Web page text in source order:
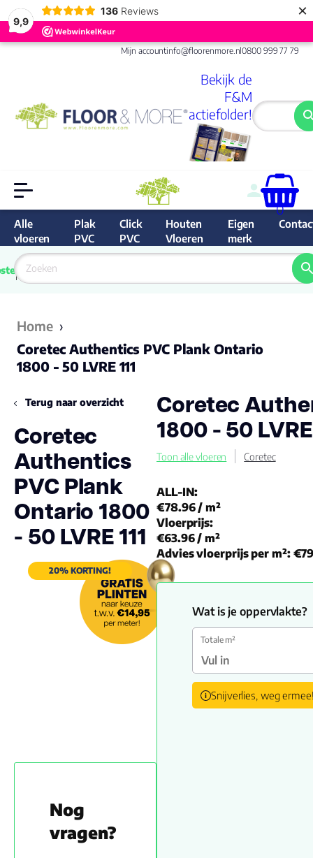
9,9
136 Reviews ×
Mijn accountinfo@floorenmore.nl0800 999 77 79
Bekijk de
F&M
actiefolder!
0
Alle
vloeren
Plak
PVC
Click
PVC
Houten
Vloeren
Eigen
merk
van
Nederland
9.6/10
Home ›
Coretec Authentics PVC Plank Ontario
1800 - 50 LVRE 111
Terug naar overzicht
Coretec
Authentics
PVC Plank
Ontario 1800
- 50 LVRE 111
20% KORTING!
Nog
vragen?
Coretec
1800 - 50 LVRE
Toon alle vloeren Coretec
ALL-IN:
€78.96/ m²
Vloerprijs:
€63.96/ m²
Advies vloerprijs per m²:
Wat is je oppervlakte?
Totale m²
Snijverlies, weg